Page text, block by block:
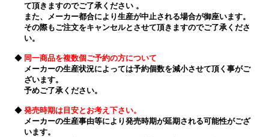
て頂きますのでご了承ください 。
また、メーカー都合により生産が中止される場合が御座います。
その際もご注文をキャンセルとさせて頂きますのでご了承くださ
い。
◆ 同一商品を複数個ご予約の方について
メーカーの生産状況によっては予約個数を減小させて頂く事がご
ざいます。
予めご了承ください。
◆ 発売時期は目安とお考え下さい。
メーカーの生産事由等により発売時期が延期される可能性がござ
います。